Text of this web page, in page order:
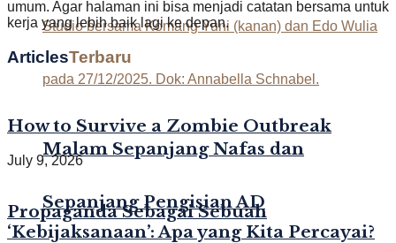
Malam Sepanjang Nafas dan
Sepanjang Pengisian AD
umum. Agar halaman ini bisa menjadi catatan bersama untuk
kerja yang lebih baik lagi ke depan.
ArticlesTerbaru
How to Survive a Zombie Outbreak
July 9, 2026
Propaganda Sebagai Sebuah
‘Kebijaksanaan’: Apa yang Kita Percayai?